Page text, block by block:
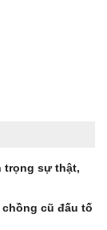
trọng sự thật,
cũ đấu tố